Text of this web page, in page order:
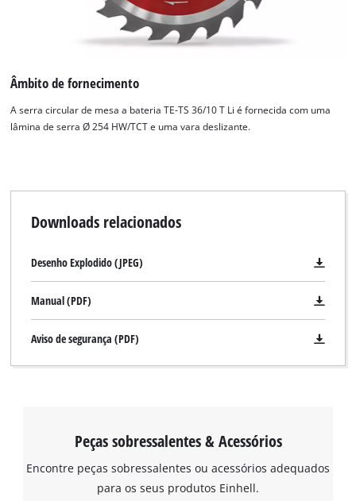
Âmbito de fornecimento
A serra circular de mesa a bateria TE-TS 36/10 T Li é fornecida com uma
lâmina de serra Ø 254 HW/TCT e uma vara deslizante.
Downloads relacionados
Desenho Explodido (JPEG)
Manual (PDF)
Aviso de segurança (PDF)
Peças sobressalentes & Acessórios
Encontre peças sobressalentes ou acessórios adequados
para os seus produtos Einhell.